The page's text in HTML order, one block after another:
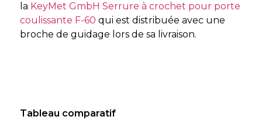
la KeyMet GmbH Serrure à crochet pour porte
coulissante F-60 qui est distribuée avec une
broche de guidage lors de sa livraison.
Tableau comparatif